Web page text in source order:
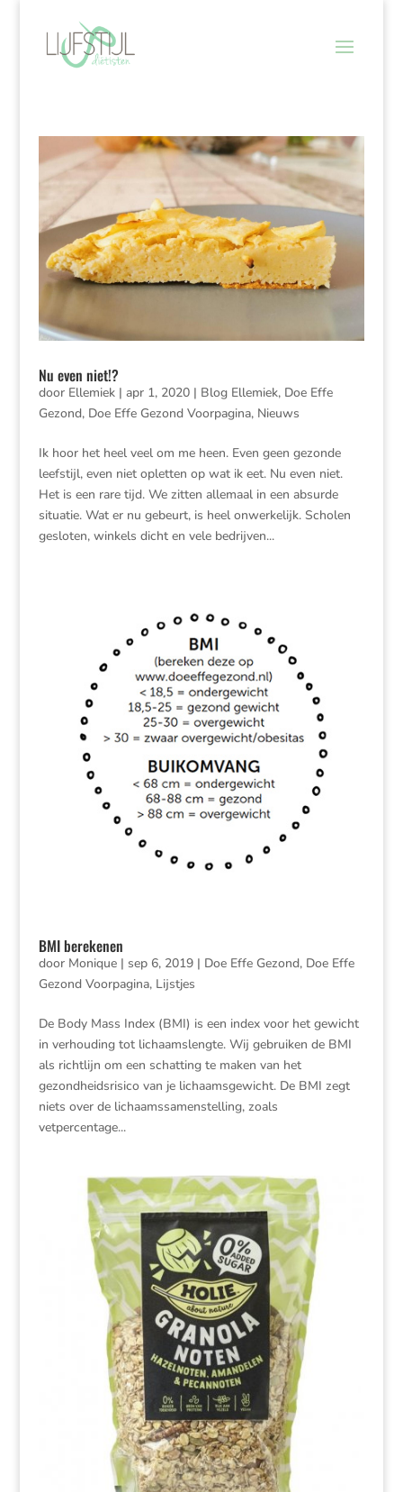
Nu even niet!?
door Ellemiek| apr 1, 2020| Blog Ellemiek, Doe Effe
Gezond, Doe Effe Gezond Voorpagina, Nieuws
Ik hoor het heel veel om me heen. Even geen gezonde
leefstijl, even niet opletten op wat ik eet. Nu even niet.
Het is een rare tijd. We zitten allemaal in een absurde
situatie. Wat er nu gebeurt, is heel onwerkelijk. Scholen
gesloten, winkels dicht en vele bedrijven...
BMI berekenen
door Monique| sep 6, 2019| Doe Effe Gezond, Doe Effe
Gezond Voorpagina, Lijstjes
De Body Mass Index (BMI) is een index voor het gewicht
in verhouding tot lichaamslengte. Wij gebruiken de BMI
als richtlijn om een schatting te maken van het
gezondheidsrisico van je lichaamsgewicht. De BMI zegt
niets over de lichaamssamenstelling, zoals
vetpercentage...